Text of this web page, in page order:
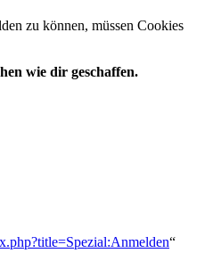
zu können, müssen Cookies
wie dir geschaffen.
“